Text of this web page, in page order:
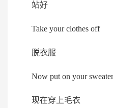
站好
Take your clothes off
脱衣服
Now put on your sweater
现在穿上毛衣